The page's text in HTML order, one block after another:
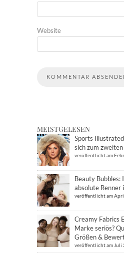
Website
MEISTGELESEN
Sports
sich zum
veröffentlicht am
Beauty Bubbles:
absolute Renner
veröffentlicht am
Creamy Fabrics
Marke seriös?
Größen &
veröffentlicht am Juli